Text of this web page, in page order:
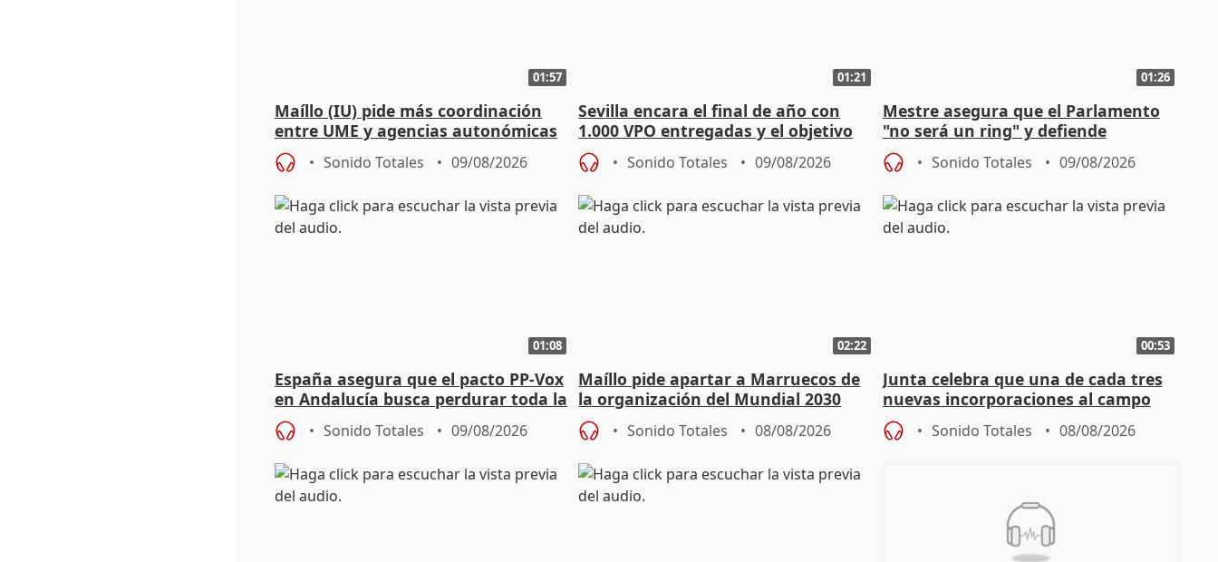
01:57
Maíllo (IU) pide más coordinación
entre UME y agencias autonómicas
Sonido Totales 09/08/2026
01:21
Sevilla encara el final de año con
1.000 VPO entregadas y el objetivo
de abaratar precios
Sonido Totales 09/08/2026
01:26
Mestre asegura que el Parlamento
"no será un ring" y defiende
"estabilidad" del pacto con Vox
Sonido Totales 09/08/2026
01:08
España asegura que el pacto PP-Vox
en Andalucía busca perdurar toda la
legislatura
Sonido Totales 09/08/2026
02:22
Maíllo pide apartar a Marruecos de
la organización del Mundial 2030
Sonido Totales 08/08/2026
00:53
Junta celebra que una de cada tres
nuevas incorporaciones al campo
andaluz son mujeres jóvenes
Sonido Totales 08/08/2026